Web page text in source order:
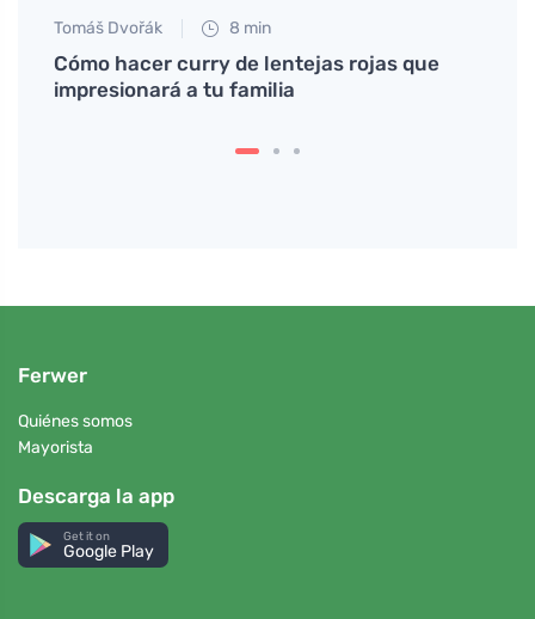
Tomáš Dvořák 8 min
Cómo hacer curry de lentejas rojas que
impresionará a tu familia
Ferwer
Quiénes somos
Mayorista
Descarga la app
Get it on
Google Play